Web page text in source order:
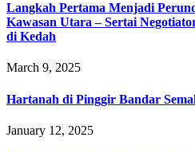
Langkah Pertama Menjadi
Kawasan Utara – Sertai
di Kedah
March 9, 2025
Hartanah di Pinggir Bandar
January 12, 2025